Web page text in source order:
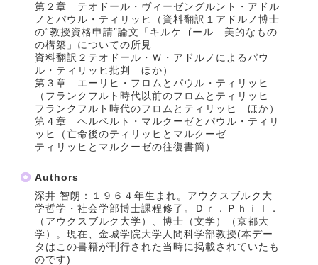
第２章 テオドール・ヴィーゼングルント・アドル
ノとパウル・ティリッヒ（資料翻訳１アドルノ博士
の“教授資格申請”論文「キルケゴール―美的なもの
の構築」についての所見
資料翻訳２テオドール・Ｗ・アドルノによるパウ
ル・ティリッヒ批判 ほか）
第３章 エーリヒ・フロムとパウル・ティリッヒ
（フランクフルト時代以前のフロムとティリッヒ
フランクフルト時代のフロムとティリッヒ ほか）
第４章 ヘルベルト・マルクーゼとパウル・ティリ
ッヒ（亡命後のティリッヒとマルクーゼ
ティリッヒとマルクーゼの往復書簡）
Authors
深井 智朗：１９６４年生まれ。アウクスブルク大
学哲学・社会学部博士課程修了。Ｄｒ．Ｐｈｉｌ．
（アウクスブルク大学）、博士（文学）（京都大
学）。現在、金城学院大学人間科学部教授(本デー
タはこの書籍が刊行された当時に掲載されていたも
のです)